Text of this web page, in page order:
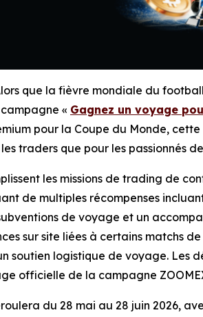
que la fièvre mondiale du
« Gagnez un voyage
pour la Coupe du Monde,
traders que pour les passionnés
les missions de trading de
multiples récompenses incluant
de voyage et un
sur site liées à certains matchs
soutien logistique de voyage. Les
officielle de la campagne
du 28 mai au 28 juin 2026,